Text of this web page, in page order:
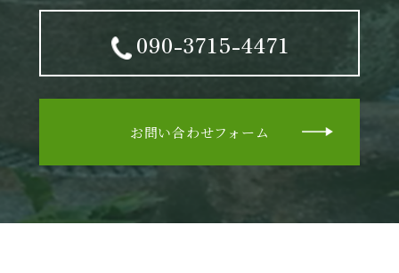
090-3715-4471
お問い合わせフォーム